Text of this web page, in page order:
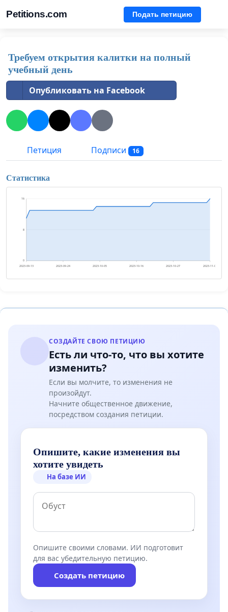
Petitions.com Подать петицию
Требуем открытия калитки на полный
учебный день
Опубликовать на Facebook
Петиция Подписи 16
Статистика
0
8
16
2023-09-13 2023-09-24 2023-10-05 2023-10-16 2023-10-27 2023-11-07
СОЗДАЙТЕ СВОЮ ПЕТИЦИЮ
Есть ли что-то, что вы хотите
изменить?
Если вы молчите, то изменения не
произойдут.
Начните общественное движение,
посредством создания петиции.
Опишите, какие изменения вы
хотите увидеть
На базе ИИ
Опишите своими словами. ИИ подготовит
для вас убедительную петицию.
Создать петицию